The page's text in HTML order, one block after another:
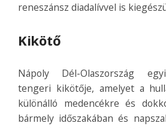
reneszánsz diadalívvel is
Kikötő
Nápoly Dél-Olaszország
tengeri kikötője, amelyet a
különálló medencékre és
bármely időszakában és